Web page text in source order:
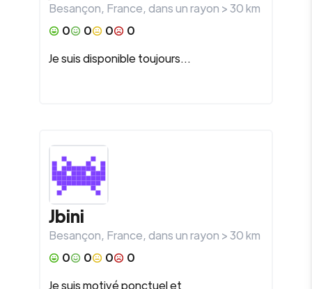
Besançon, France, dans un rayon >30km
0
0 0
0
Je suis disponible toujours...
Jbini
Besançon, France, dans un rayon >30km
0
0 0
0
Je suis motivé ponctuel et